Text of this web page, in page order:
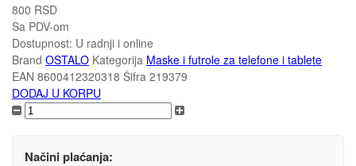
800 RSD
Sa PDV-om
Dostupnost: U radnji i online
Brand OSTALO Kategorija Maske i futrole za telefone i tablete
EAN 8600412320318 Šifra 219379
DODAJ U KORPU
Načini plaćanja: